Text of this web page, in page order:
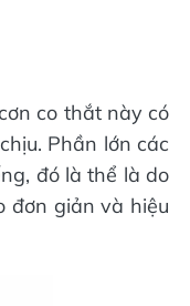
co thắt này có
Phần lớn các
đó là thể là do
đơn giản và hiệu